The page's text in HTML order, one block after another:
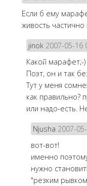
Если б ему
живость
jinok 2007-05-16
Какой марафет;-
Поэт, он и так
Тут у меня
как правильно?
или надо-есть.
Njusha 2007-
вот-вот!
именно
нужно
"резким